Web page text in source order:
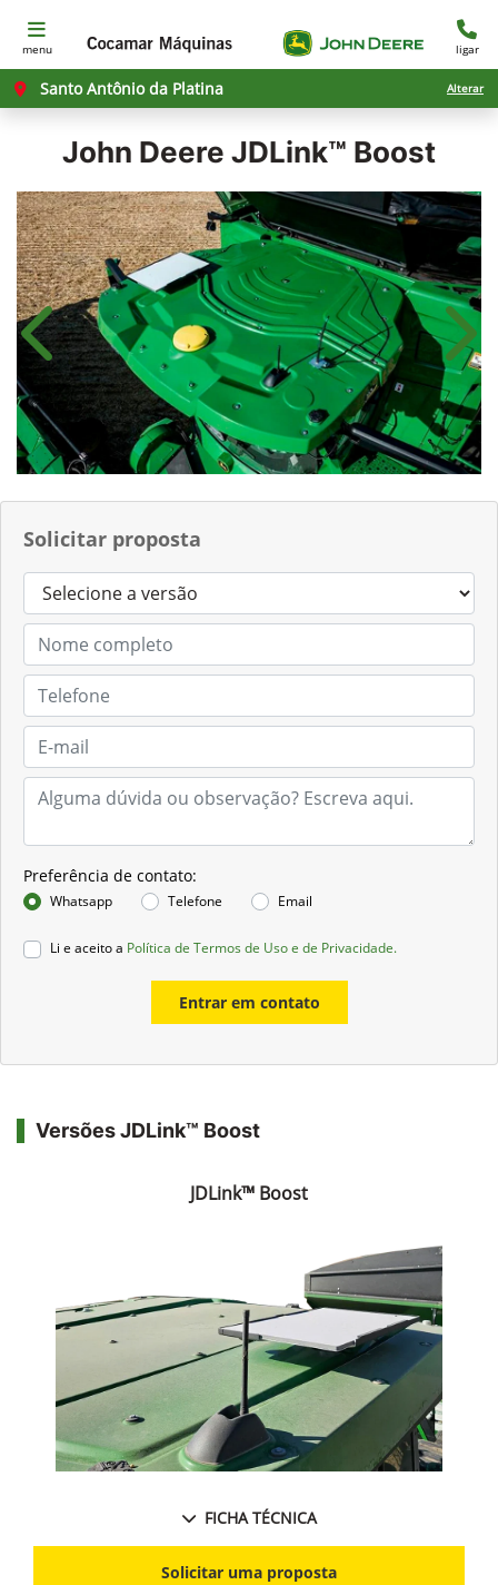
menu ligar
Santo Antônio da Platina Alterar
John Deere JDLink™ Boost
Solicitar proposta
Preferência de contato:
Whatsapp Telefone Email
Li e aceito a Política de Termos de Uso e de Privacidade.
Entrar em contato
Anterior
Versões JDLink™ Boost
JDLink™ Boost
FICHA TÉCNICA
Solicitar uma proposta